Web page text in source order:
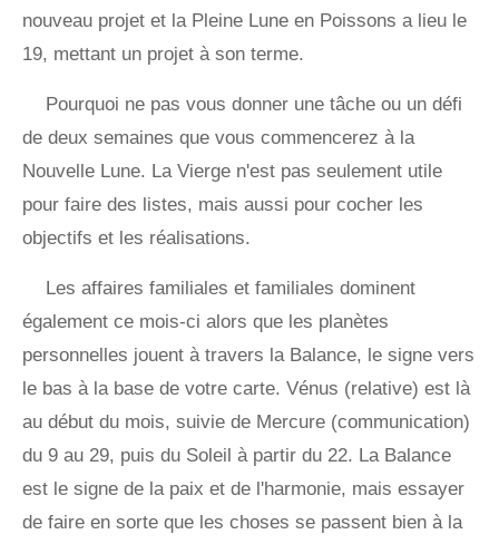
nouveau projet et la Pleine Lune en Poissons a lieu le
19, mettant un projet à son terme.
Pourquoi ne pas vous donner une tâche ou un défi
de deux semaines que vous commencerez à la
Nouvelle Lune. La Vierge n'est pas seulement utile
pour faire des listes, mais aussi pour cocher les
objectifs et les réalisations.
Les affaires familiales et familiales dominent
également ce mois-ci alors que les planètes
personnelles jouent à travers la Balance, le signe vers
le bas à la base de votre carte. Vénus (relative) est là
au début du mois, suivie de Mercure (communication)
du 9 au 29, puis du Soleil à partir du 22. La Balance
est le signe de la paix et de l'harmonie, mais essayer
de faire en sorte que les choses se passent bien à la